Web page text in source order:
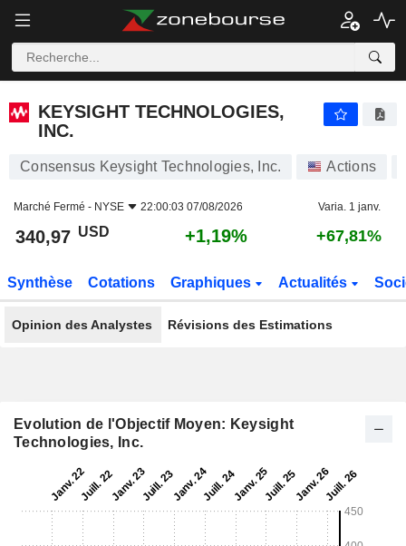
KEYSIGHT TECHNOLOGIES,
INC.
Consensus Keysight Technologies, Inc. Actions
Marché Fermé - NYSE 22:00:03 07/08/2026 Varia. 1 janv.
340,97 USD +1,19% +67,81%
Synthèse Cotations Graphiques Actualités
Opinion des Analystes Révisions des Estimations
Evolution de l'Objectif Moyen: Keysight
Technologies, Inc.